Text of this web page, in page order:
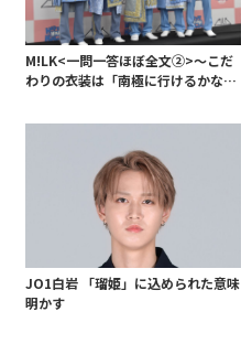
M!LK<一問一答ほぼ全文②>～こだ
わりの衣装は「南極に行けるかなと
JO1白岩 「瑠姫」に込められた意味
明かす